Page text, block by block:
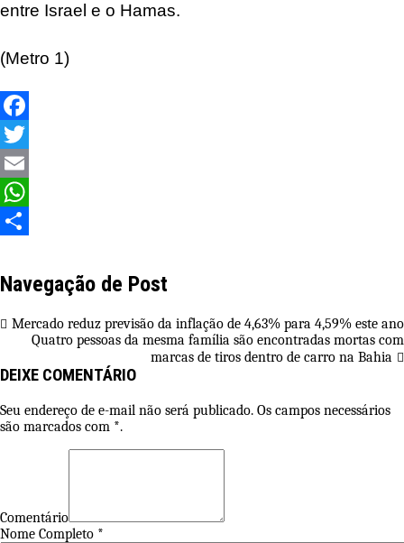
entre Israel e o Hamas.
(Metro 1)
Facebook
Twitter
Email
WhatsApp
Navegação de Post
Mercado reduz previsão da inflação de 4,63% para 4,59% este ano
Quatro pessoas da mesma família são encontradas mortas com
marcas de tiros dentro de carro na Bahia
DEIXE COMENTÁRIO
Seu endereço de e-mail não será publicado. Os campos necessários
são marcados com *.
Comentário
Nome Completo *